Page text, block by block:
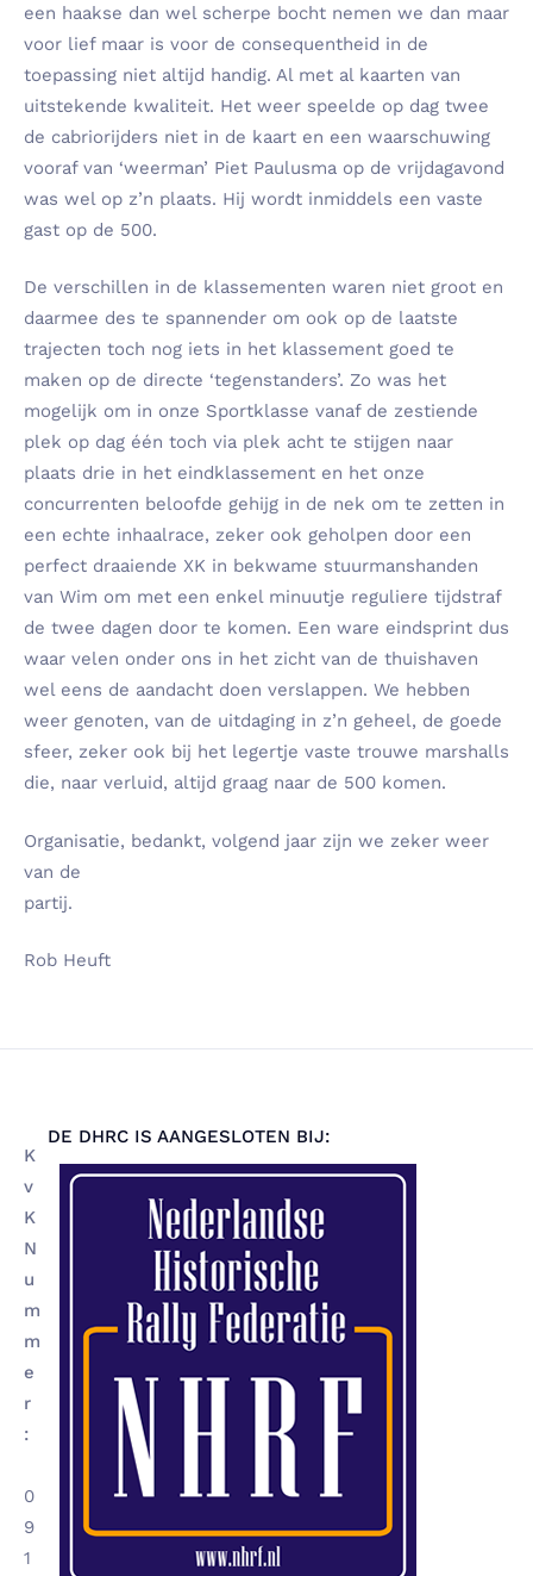
een haakse dan wel scherpe bocht nemen we dan maar
voor lief maar is voor de consequentheid in de
toepassing niet altijd handig. Al met al kaarten van
uitstekende kwaliteit. Het weer speelde op dag twee
de cabriorijders niet in de kaart en een waarschuwing
vooraf van ‘weerman’ Piet Paulusma op de vrijdagavond
was wel op z’n plaats. Hij wordt inmiddels een vaste
gast op de 500.
De verschillen in de klassementen waren niet groot en
daarmee des te spannender om ook op de laatste
trajecten toch nog iets in het klassement goed te
maken op de directe ‘tegenstanders’. Zo was het
mogelijk om in onze Sportklasse vanaf de zestiende
plek op dag één toch via plek acht te stijgen naar
plaats drie in het eindklassement en het onze
concurrenten beloofde gehijg in de nek om te zetten in
een echte inhaalrace, zeker ook geholpen door een
perfect draaiende XK in bekwame stuurmanshanden
van Wim om met een enkel minuutje reguliere tijdstraf
de twee dagen door te komen. Een ware eindsprint dus
waar velen onder ons in het zicht van de thuishaven
wel eens de aandacht doen verslappen. We hebben
weer genoten, van de uitdaging in z’n geheel, de goede
sfeer, zeker ook bij het legertje vaste trouwe marshalls
die, naar verluid, altijd graag naar de 500 komen.
Organisatie, bedankt, volgend jaar zijn we zeker weer
van de
partij.
Rob Heuft
K
v
K
N
u
m
m
e
r
:
0
9
1
DE DHRC IS AANGESLOTEN BIJ: